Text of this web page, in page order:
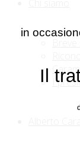
I
Alberto
in
Il